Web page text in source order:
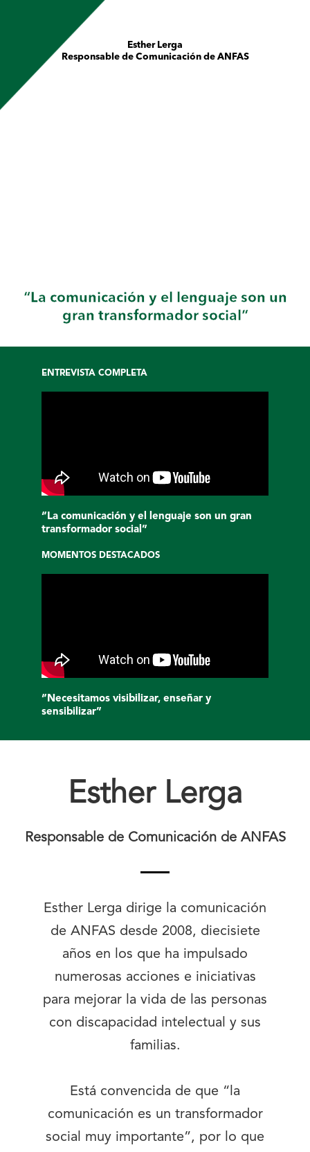
Esther Lerga
Responsable de Comunicación de ANFAS
“La comunicación y el lenguaje son un
gran transformador social”
ENTREVISTA COMPLETA
“La comunicación y el lenguaje son un gran
transformador social”
MOMENTOS DESTACADOS
“Necesitamos visibilizar, enseñar y
sensibilizar”
Esther Lerga
Responsable de Comunicación de ANFAS
Esther Lerga dirige la comunicación
de ANFAS desde 2008, diecisiete
años en los que ha impulsado
numerosas acciones e iniciativas
para mejorar la vida de las personas
con discapacidad intelectual y sus
familias.
Está convencida de que “la
comunicación es un transformador
social muy importante”, por lo que